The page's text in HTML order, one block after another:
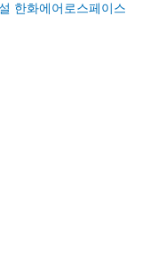
한화에어로스페이스